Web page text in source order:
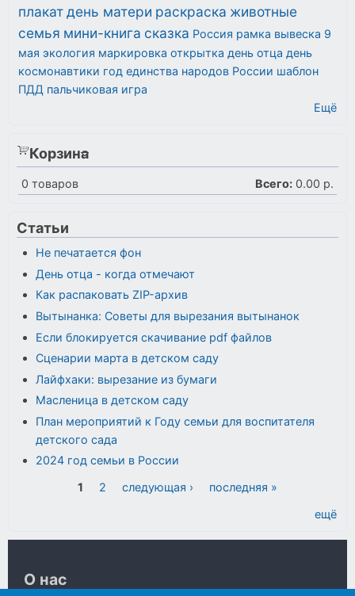
плакатдень матери раскраска животные
семья мини-книга сказка Россия рамка вывеска 9
мая экология маркировка открытка день отца день
космонавтики год единства народов России шаблон
ПДД пальчиковая игра
Ещё
Корзина
0 товаров Всего: 0.00 р.
Статьи
Не печатается фон
День отца - когда отмечают
Как распаковать ZIP-архив
Вытынанка: Советы для вырезания вытынанок
Если блокируется скачивание pdf файлов
Сценарии марта в детском саду
Лайфхаки: вырезание из бумаги
Масленица в детском саду
План мероприятий к Году семьи для воспитателя
детского сада
2024 год семьи в России
Страницы
1 2 следующая ›
последняя »
ещё
О нас